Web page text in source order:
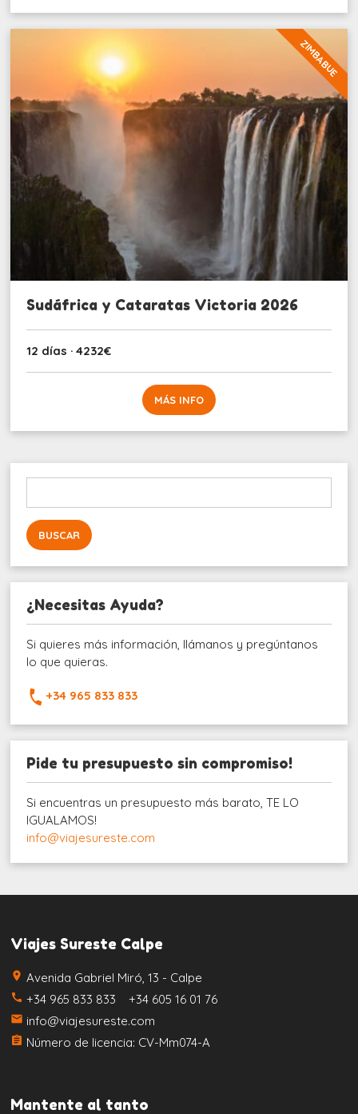
ZIMBABUE
Sudáfrica y Cataratas Victoria 2026
12 días · 4232€
MÁS INFO
¿Necesitas Ayuda?
Si quieres más información, llámanos y pregúntanos
lo que quieras.
+34 965 833 833
Pide tu presupuesto sin compromiso!
Si encuentras un presupuesto más barato, TE LO
IGUALAMOS!
info@viajesureste.com
Viajes Sureste Calpe
place Avenida Gabriel Miró, 13 - Calpe
call +34 965 833 833 +34 605 16 01 76
email info@viajesureste.com
assignment Número de licencia: CV-Mm074-A
Mantente al tanto